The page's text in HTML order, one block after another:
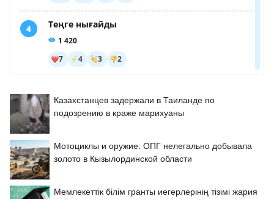
Казахстанцев задержали в Таиланде по
подозрению в краже марихуаны
Мотоциклы и оружие: ОПГ нелегально добывала
золото в Кызылординской области
Мемлекеттік білім гранты иегерлерінің тізімі жария